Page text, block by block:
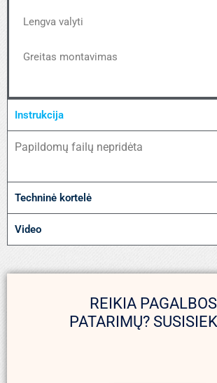
Lengva valyti
Greitas montavimas
Instrukcija
Papildomų failų nepridėta
Techninė kortelė
Video
REIKIA
PATARIMŲ?